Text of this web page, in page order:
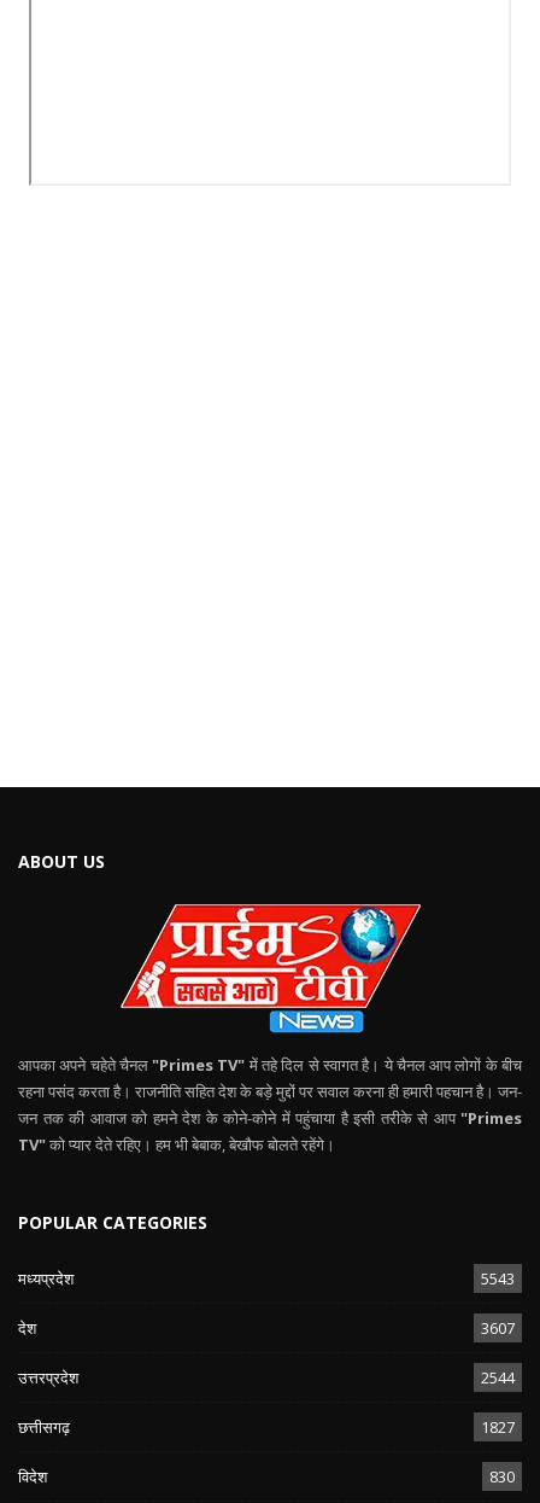
ABOUT US
आपका अपने चहेते चैनल "Primes TV" में तहे दिल से स्वागत है। ये चैनल आप लोगों के बीच
रहना पसंद करता है। राजनीति सहित देश के बड़े मुद्दों पर सवाल करना ही हमारी पहचान है। जन-
जन तक की आवाज को हमने देश के कोने-कोने में पहुंचाया है इसी तरीके से आप "Primes
TV"को प्यार देते रहिए। हम भी बेबाक, बेखौफ बोलते रहेंगे।
POPULAR CATEGORIES
मध्यप्रदेश 5543
देश 3607
उत्तरप्रदेश 2544
छत्तीसगढ़ 1827
विदेश 830